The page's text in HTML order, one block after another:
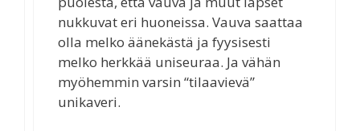
nukkuvat eri huoneissa. Vauva saattaa
olla melko äänekästä ja fyysisesti
melko herkkää uniseuraa. Ja vähän
myöhemmin varsin “tilaavievä”
unikaveri.